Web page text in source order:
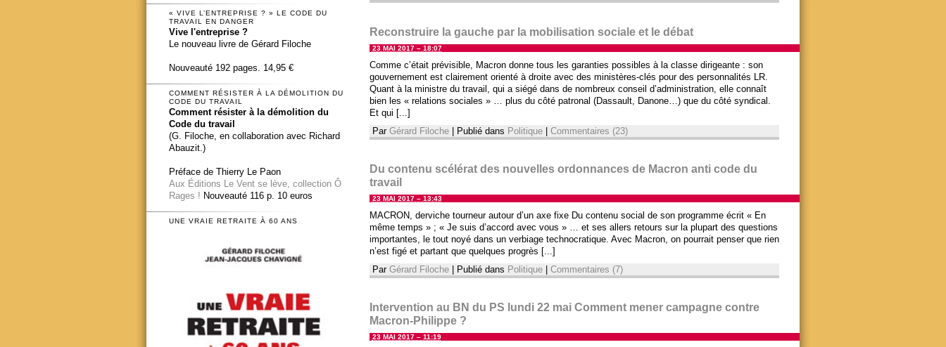
Reconstruire la gauche par la mobilisation sociale et le débat
23 MAI 2017 – 18:07
Comme c’était prévisible, Macron donne tous les garanties possibles à la classe dirigeante : son
gouvernement est clairement orienté à droite avec des ministères-clés pour des personnalités LR.
Quant à la ministre du travail, qui a siégé dans de nombreux conseil d’administration, elle connaît
bien les « relations sociales » … plus du côté patronal (Dassault, Danone…) que du côté syndical.
Et qui [...]
Par Gérard Filoche Publié dans Politique Commentaires (23)
Du contenu scélérat des nouvelles ordonnances de Macron anti code du
travail
23 MAI 2017 – 13:43
MACRON, derviche tourneur autour d’un axe fixe Du contenu social de son programme écrit « En
même temps » ; « Je suis d’accord avec vous » … et ses allers retours sur la plupart des questions
importantes, le tout noyé dans un verbiage technocratique. Avec Macron, on pourrait penser que rien
n’est figé et partant que quelques progrès [...]
Par Gérard Filoche Publié dans Politique Commentaires (7)
Intervention au BN du PS lundi 22 mai Comment mener campagne contre
Macron-Philippe ?
23 MAI 2017 – 11:19
« VIVE L’ENTREPRISE ? » LE CODE DU
TRAVAIL EN DANGER
Vive l'entreprise ?
Le nouveau livre de Gérard Filoche
Nouveauté 192 pages. 14,95 €
COMMENT RÉSISTER À LA DÉMOLITION DU
CODE DU TRAVAIL
Comment résister à la démolition du
Code du travail
(G. Filoche, en collaboration avec Richard
Abauzit.)
Préface de Thierry Le Paon
Aux Éditions Le Vent se lève, collection Ô
Rages ! Nouveauté 116 p. 10 euros
UNE VRAIE RETRAITE À 60 ANS